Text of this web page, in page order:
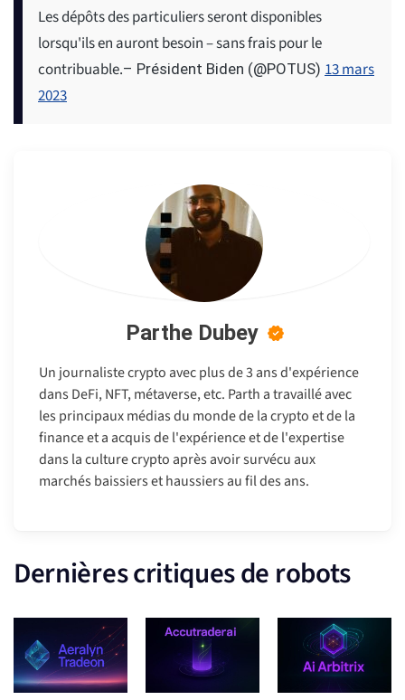
Les dépôts des particuliers seront disponibles
lorsqu'ils en auront besoin – sans frais pour le
contribuable.– Président Biden (@POTUS) 13 mars
2023
Parthe Dubey
Un journaliste crypto avec plus de 3 ans d'expérience
dans DeFi, NFT, métaverse, etc. Parth a travaillé avec
les principaux médias du monde de la crypto et de la
finance et a acquis de l'expérience et de l'expertise
dans la culture crypto après avoir survécu aux
marchés baissiers et haussiers au fil des ans.
Dernières critiques de robots